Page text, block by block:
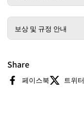
보상 및 규정 안내
Share
페이스북 트위터